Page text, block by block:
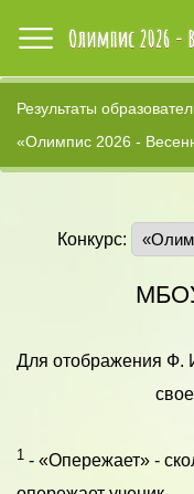
Результаты
«Олимпис 2026 -
Конкурс:
Для отображения Ф.
1 - «Опережает» -